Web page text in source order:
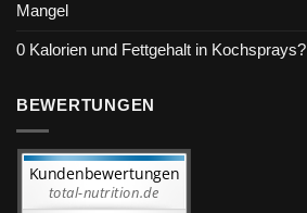
Mangel
0 Kalorien und Fettgehalt in Kochsprays?
BEWERTUNGEN